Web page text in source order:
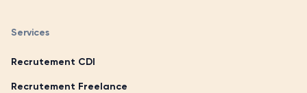
Services
Recrutement CDI
Recrutement Freelance